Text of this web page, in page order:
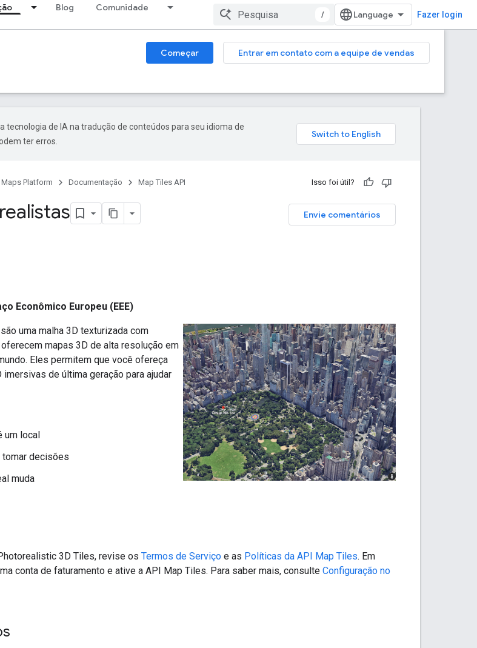
Blog Comunidade
/ Fazer login
Começar
Entrar em contato com a equipe de vendas
tecnologia de IA na tradução de conteúdos para seu idioma de
ter erros.
Platform Documentação Map Tiles API Isso foi útil?
Envie comentários
Econômico Europeu (EEE)
uma malha 3D texturizada com
oferecem mapas 3D de alta resolução em
Eles permitem que você ofereça
imersivas de última geração para ajudar
um local
tomar decisões
muda
3D Tiles, revise os Termos de Serviço e as Políticas da API Map Tiles. Em
conta de faturamento e ative a API Map Tiles. Para saber mais, consulte Configuração no